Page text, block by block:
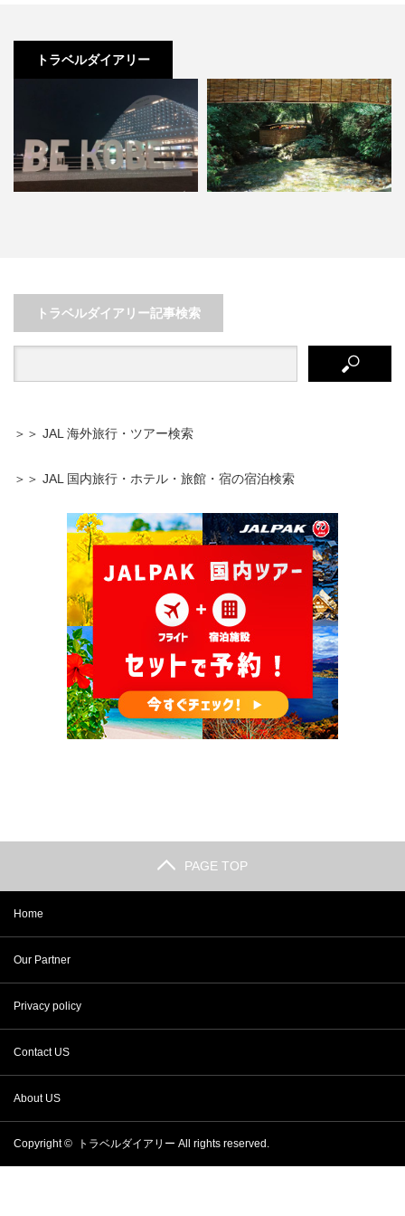
トラベルダイアリー
トラベルダイアリー記事検索
＞＞ JAL 海外旅行・ツアー検索
＞＞ JAL 国内旅行・ホテル・旅館・宿の宿泊検索
PAGE TOP
Home
Our Partner
Privacy policy
Contact US
About US
Copyright © トラベルダイアリー All rights reserved.